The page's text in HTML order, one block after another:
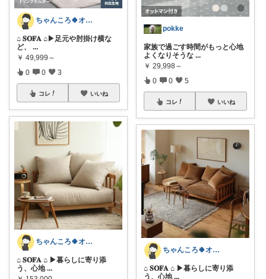
ちゃんころ🍀オリ写/インテリア/キッズ
⌂ 𝐒𝐎𝐅𝐀 ⌂ ​▶足元や肘掛け横な
ど、
...
￥ 49,999～
0 0 3
コレ いいね
ちゃんころ🍀オリ写/インテリア/キッズ
⌂ 𝐒𝐎𝐅𝐀 ⌂ ▶暮らしに寄り添
う、心地 ...
pokke
家族で過ごす時間がもっと心地
よくなりそうな ...
￥ 29,998～
0 0 5
コレ いいね
ちゃんころ🍀オリ写/インテリア/キッズ
⌂ 𝐒𝐎𝐅𝐀 ⌂ ▶暮らしに寄り添
う、心地 ...